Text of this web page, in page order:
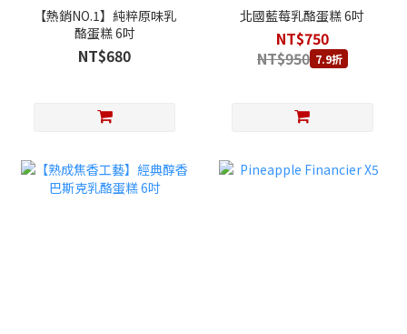
【熱銷NO.1】純粹原味乳
酪蛋糕 6吋
NT$680
北國藍莓乳酪蛋糕 6吋
NT$750
NT$950 7.9折